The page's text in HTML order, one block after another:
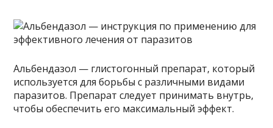
Альбендазол — глистогонный препарат, который
используется для борьбы с различными видами
паразитов. Препарат следует принимать внутрь,
чтобы обеспечить его максимальный эффект.